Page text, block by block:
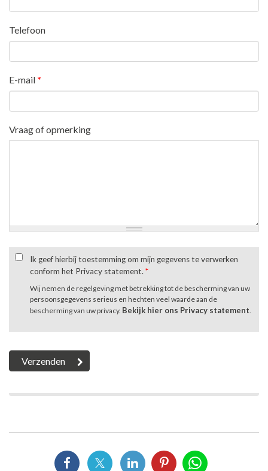
Telefoon
E-mail *
Vraag of opmerking
Ik geef hierbij toestemming om mijn gegevens te verwerken
conform het Privacy statement. *
Wij nemen de regelgeving met betrekking tot de bescherming van uw
persoonsgegevens serieus en hechten veel waarde aan de
bescherming van uw privacy. Bekijk hier ons Privacy statement.